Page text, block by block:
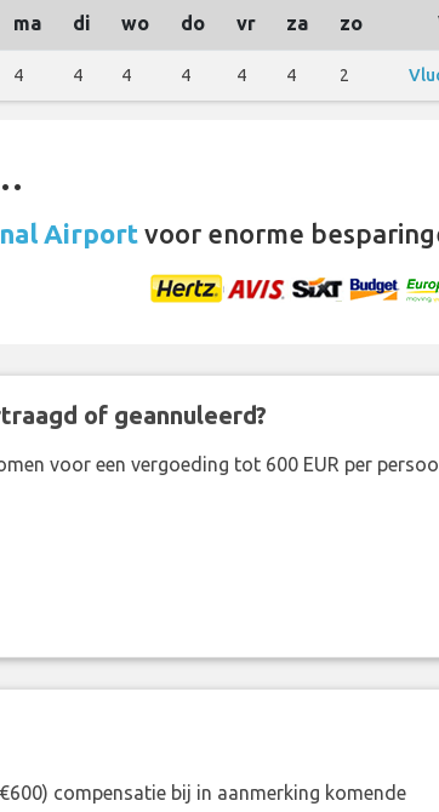
ma di wo do vr za zo
4 4 4 4 4 4 2
Airportvoor enorme
of geannuleerd?
voor een vergoeding tot 600 EUR per
compensatie bij in aanmerking komende